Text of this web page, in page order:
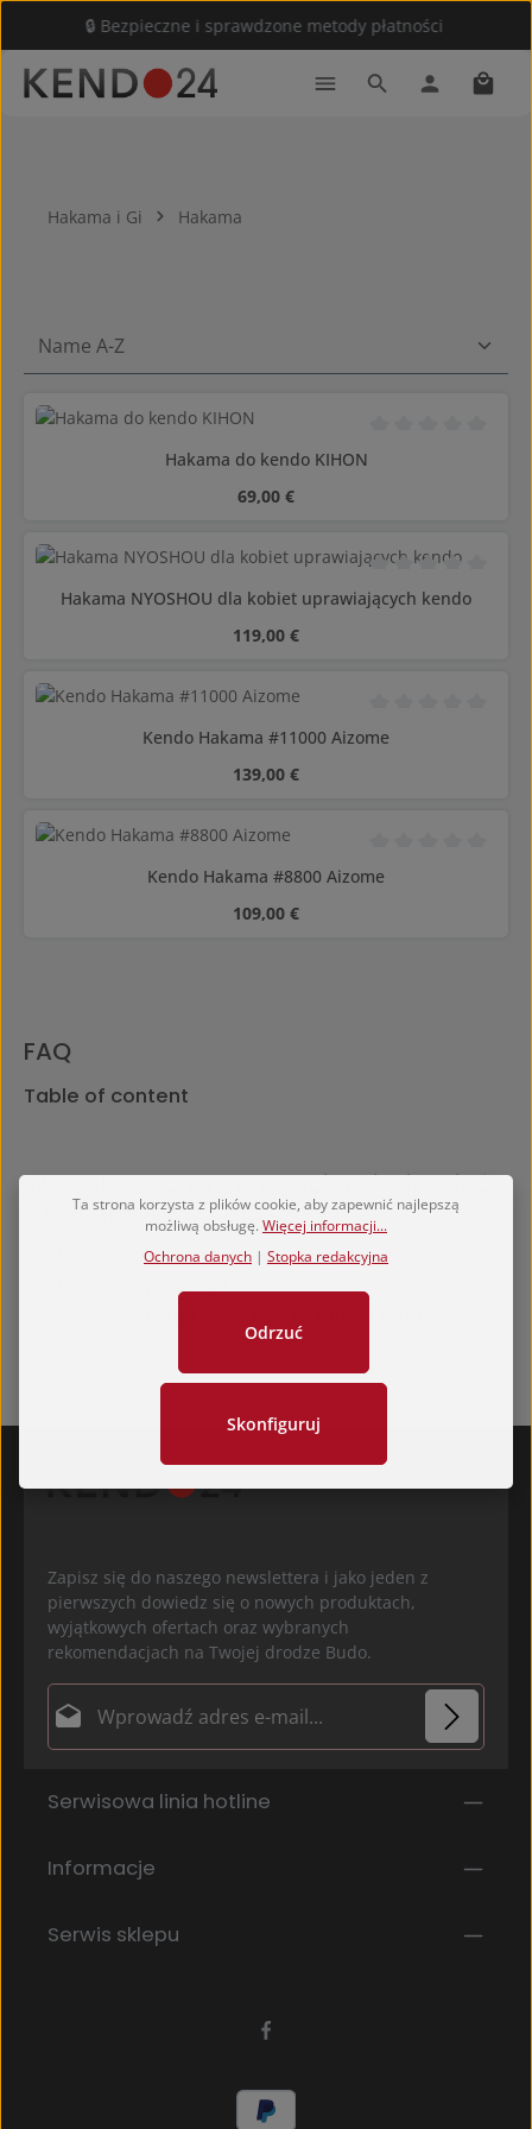
Przejdź do głównej zawartości
🔒 Bezpieczne i sprawdzone metody płatności
Hakama i Gi Hakama
Hakama do kendo KIHON
Cena regularna:
69,00 €
Średnia ocena 0 z 5
Hakama NYOSHOU dla kobiet uprawiających kendo
Cena regularna:
119,00 €
Średnia ocena 0 z 5
Kendo Hakama #11000 Aizome
Cena regularna:
139,00 €
Średnia ocena 0 z 5
Kendo Hakama #8800 Aizome
Cena regularna:
109,00 €
FAQ
Table of content
Wszystko, co zawsze chciałeś wiedzieć
o Hakama!
Jaki rozmiar hakama jest mi potrzebny?
Jak prać hakama?
Zapisz się do naszego newslettera i jako jeden z
pierwszych dowiedz się o nowych produktach,
wyjątkowych ofertach oraz wybranych
rekomendacjach na Twojej drodze Budo.
Adres e-mail*
Wybierając kontynuuj potwierdzasz, że przeczytałeś
zaakceptowałeś nasze
Pola oznaczone gwiazdką (*) są polami obowiązkowymi.
Serwisowa linia hotline
Informacje
Serwis sklepu
Ta strona korzysta z plików cookie, aby zapewnić najlepszą
możliwą obsługę. Więcej informacji...
Ochrona danych | Stopka redakcyjna
Odrzuć
Skonfiguruj